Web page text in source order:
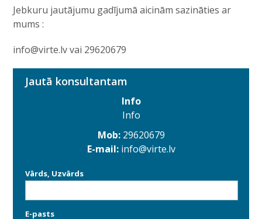
Jebkuru jautājumu gadījumā aicinām sazināties ar
mums :
info@virte.lvvai 29620679
Jautā konsultantam
Info
Info
Mob: 29620679
E-mail: info@virte.lv
Vārds, Uzvārds
E-pasts